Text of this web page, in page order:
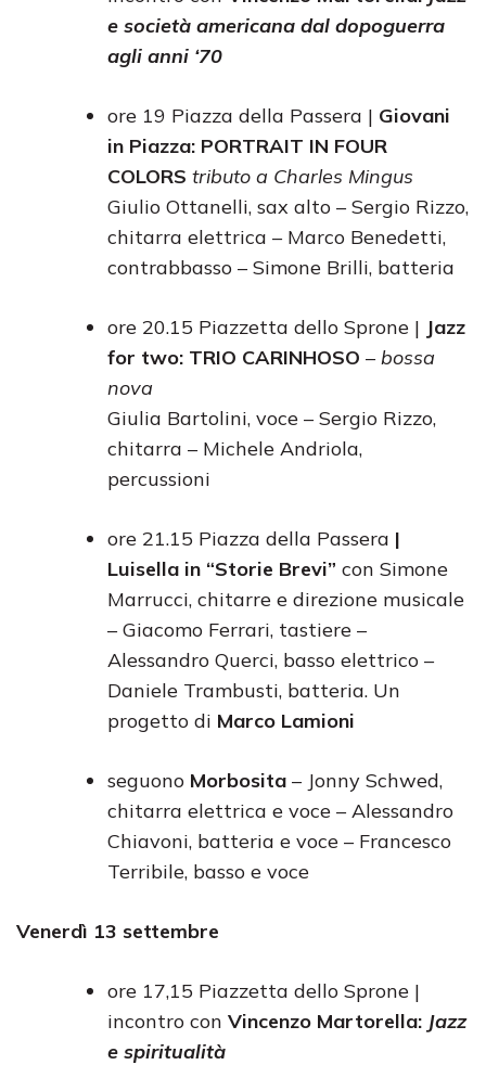
e società americana dal dopoguerra
agli anni ‘70
ore 19 Piazza della Passera | Giovani
in Piazza: PORTRAIT IN FOUR
COLORS tributo a Charles Mingus
Giulio Ottanelli, sax alto – Sergio Rizzo,
chitarra elettrica – Marco Benedetti,
contrabbasso – Simone Brilli, batteria
ore 20.15 Piazzetta dello Sprone | Jazz
for two: TRIO CARINHOSO – bossa
nova
Giulia Bartolini, voce – Sergio Rizzo,
chitarra – Michele Andriola,
percussioni
ore 21.15 Piazza della Passera |
Luisella in “Storie Brevi” con Simone
Marrucci, chitarre e direzione musicale
– Giacomo Ferrari, tastiere –
Alessandro Querci, basso elettrico –
Daniele Trambusti, batteria. Un
progetto di Marco Lamioni
seguono Morbosita – Jonny Schwed,
chitarra elettrica e voce – Alessandro
Chiavoni, batteria e voce – Francesco
Terribile, basso e voce
Venerdì 13 settembre
ore 17,15 Piazzetta dello Sprone |
incontro con Vincenzo Martorella: Jazz
e spiritualità